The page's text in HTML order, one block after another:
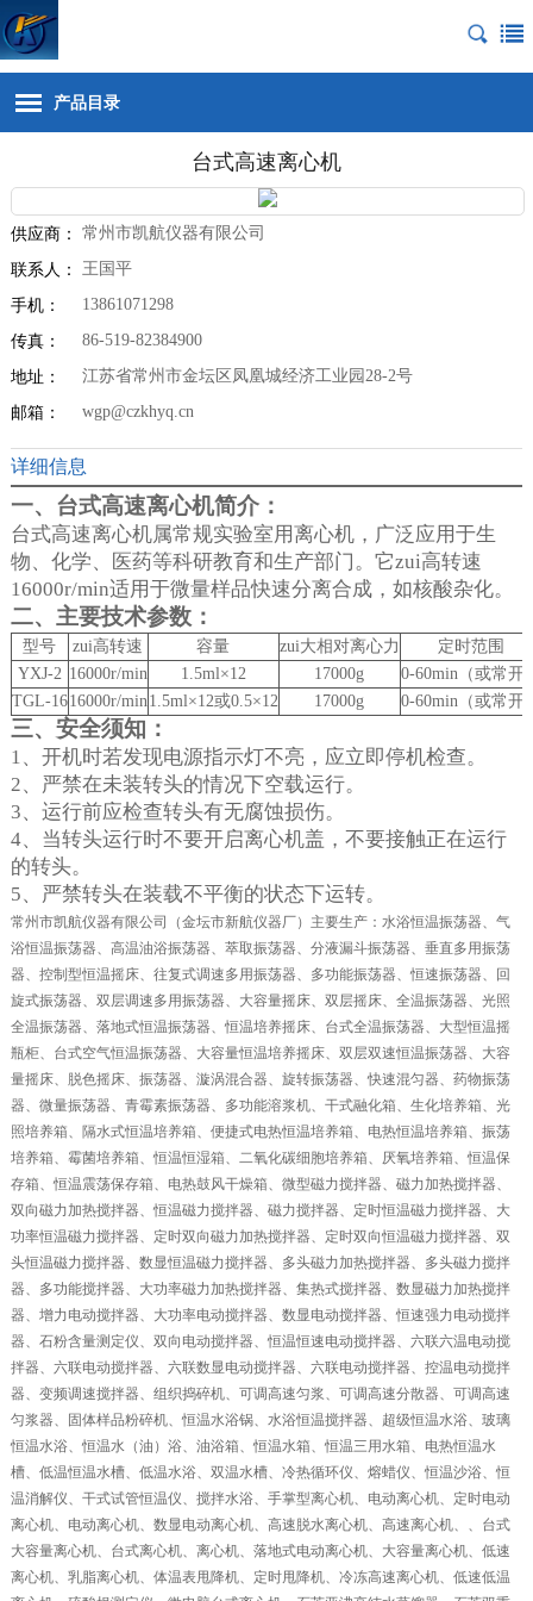
产品目录
台式高速离心机
供应商： 常州市凯航仪器有限公司
联系人： 王国平
手机： 13861071298
传真： 86-519-82384900
地址： 江苏省常州市金坛区凤凰城经济工业园28-2号
邮箱： wgp@czkhyq.cn
详细信息
一、台式高速离心机简介：
台式高速离心机属常规实验室用离心机，广泛应用于生
物、化学、医药等科研教育和生产部门。它zui高转速
16000r/min适用于微量样品快速分离合成，如核酸杂化。
二、主要技术参数：
型号 zui高转速 容量 zui大相对离心力
定时范围
YXJ-2 16000r/min 1.5ml×12 17000g 0-60min（或常开
TGL-1616000r/min1.5ml×12或0.5×12 17000g 0-60min（或常开
三、安全须知：
1、开机时若发现电源指示灯不亮，应立即停机检查。
2、严禁在未装转头的情况下空载运行。
3、运行前应检查转头有无腐蚀损伤。
4、当转头运行时不要开启离心机盖，不要接触正在运行
的转头。
5、严禁转头在装载不平衡的状态下运转。
常州市凯航仪器有限公司（金坛市新航仪器厂）主要生产：水浴恒温振荡器、气
浴恒温振荡器、高温油浴振荡器、萃取振荡器、分液漏斗振荡器、垂直多用振荡
器、控制型恒温摇床、往复式调速多用振荡器、多功能振荡器、恒速振荡器、回
旋式振荡器、双层调速多用振荡器、大容量摇床、双层摇床、全温振荡器、光照
全温振荡器、落地式恒温振荡器、恒温培养摇床、台式全温振荡器、大型恒温摇
瓶柜、台式空气恒温振荡器、大容量恒温培养摇床、双层双速恒温振荡器、大容
量摇床、脱色摇床、振荡器、漩涡混合器、旋转振荡器、快速混匀器、药物振荡
器、微量振荡器、青霉素振荡器、多功能溶浆机、干式融化箱、生化培养箱、光
照培养箱、隔水式恒温培养箱、便捷式电热恒温培养箱、电热恒温培养箱、振荡
培养箱、霉菌培养箱、恒温恒湿箱、二氧化碳细胞培养箱、厌氧培养箱、恒温保
存箱、恒温震荡保存箱、电热鼓风干燥箱、微型磁力搅拌器、磁力加热搅拌器、
双向磁力加热搅拌器、恒温磁力搅拌器、磁力搅拌器、定时恒温磁力搅拌器、大
功率恒温磁力搅拌器、定时双向磁力加热搅拌器、定时双向恒温磁力搅拌器、双
头恒温磁力搅拌器、数显恒温磁力搅拌器、多头磁力加热搅拌器、多头磁力搅拌
器、多功能搅拌器、大功率磁力加热搅拌器、集热式搅拌器、数显磁力加热搅拌
器、增力电动搅拌器、大功率电动搅拌器、数显电动搅拌器、恒速强力电动搅拌
器、石粉含量测定仪、双向电动搅拌器、恒温恒速电动搅拌器、六联六温电动搅
拌器、六联电动搅拌器、六联数显电动搅拌器、六联电动搅拌器、控温电动搅拌
器、变频调速搅拌器、组织捣碎机、可调高速匀浆、可调高速分散器、可调高速
匀浆器、固体样品粉碎机、恒温水浴锅、水浴恒温搅拌器、超级恒温水浴、玻璃
恒温水浴、恒温水（油）浴、油浴箱、恒温水箱、恒温三用水箱、电热恒温水
槽、低温恒温水槽、低温水浴、双温水槽、冷热循环仪、熔蜡仪、恒温沙浴、恒
温消解仪、干式试管恒温仪、搅拌水浴、手掌型离心机、电动离心机、定时电动
离心机、电动离心机、数显电动离心机、高速脱水离心机、高速离心机、、台式
大容量离心机、台式离心机、离心机、落地式电动离心机、大容量离心机、低速
离心机、乳脂离心机、体温表甩降机、定时甩降机、冷冻高速离心机、低速低温